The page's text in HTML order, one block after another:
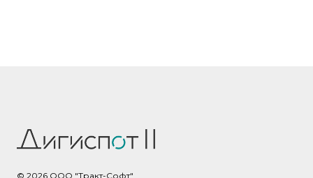
© 2026 ООО "Тракт-Софт"